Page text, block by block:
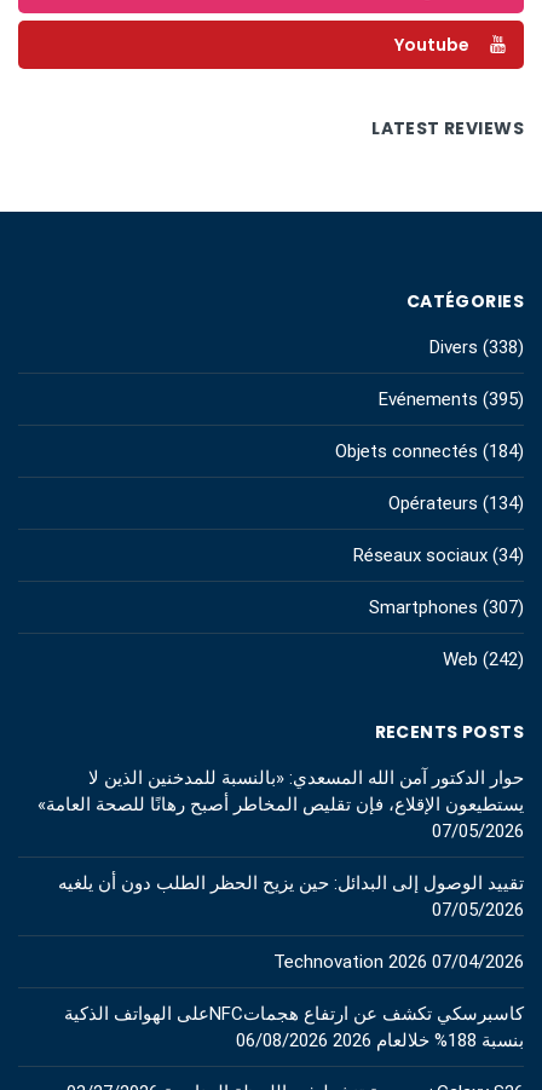
Youtube
LATEST REVIEWS
CATÉGORIES
Divers (338)
Evénements (395)
Objets connectés (184)
Opérateurs (134)
Réseaux sociaux (34)
Smartphones (307)
Web (242)
RECENTS POSTS
حوار الدكتور آمن الله المسعدي: «بالنسبة للمدخنين الذين لا
يستطيعون الإقلاع، فإن تقليص المخاطر أصبح رهانًا للصحة العامة»
07/05/2026
تقييد الوصول إلى البدائل: حين يزيح الحظر الطلب دون أن يلغيه
07/05/2026
Technovation 2026 07/04/2026
كاسبرسكي تكشف عن ارتفاع هجماتNFCعلى الهواتف الذكية
بنسبة 188% خلالعام 2026
06/08/2026